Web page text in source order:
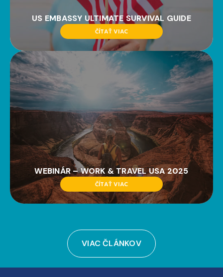
US EMBASSY ULTIMATE SURVIVAL GUIDE
ČÍTAŤ VIAC
WEBINÁR – WORK & TRAVEL USA 2025
ČÍTAŤ VIAC
VIAC ČLÁNKOV